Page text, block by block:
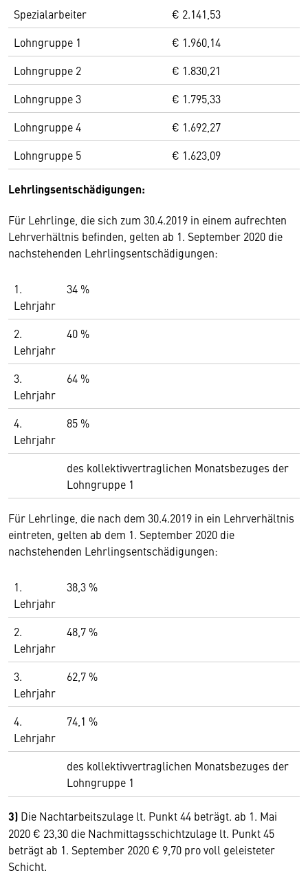
Spezialarbeiter
€ 2.141,53
Lohngruppe 1
€ 1.960,14
Lohngruppe 2
€ 1.830,21
Lohngruppe 3
€ 1.795,33
Lohngruppe 4
€ 1.692,27
Lohngruppe 5
€ 1.623,09
Lehrlingsentschädigungen:
Für Lehrlinge, die sich zum 30.4.2019 in einem aufrechten
Lehrverhältnis befinden, gelten ab 1. September 2020 die
nachstehenden Lehrlingsentschädigungen:
1.
Lehrjahr
34 %
2.
Lehrjahr
40 %
3.
Lehrjahr
64 %
4.
Lehrjahr
85 %
des kollektivvertraglichen Monatsbezuges der
Lohngruppe 1
Für Lehrlinge, die nach dem 30.4.2019 in ein Lehrverhältnis
eintreten, gelten ab dem 1. September 2020 die
nachstehenden Lehrlingsentschädigungen:
1.
Lehrjahr
38,3 %
2.
Lehrjahr
48,7 %
3.
Lehrjahr
62,7 %
4.
Lehrjahr
74,1 %
des kollektivvertraglichen Monatsbezuges der
Lohngruppe 1
3) Die Nachtarbeitszulage lt. Punkt 44 beträgt. ab 1. Mai
2020 € 23,30 die Nachmittagsschichtzulage lt. Punkt 45
beträgt ab 1. September 2020 € 9,70 pro voll geleisteter
Schicht.